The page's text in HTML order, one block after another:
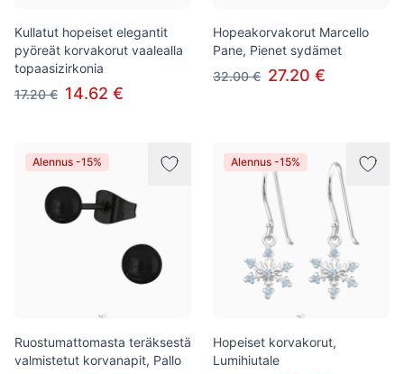
Kullatut hopeiset elegantit
pyöreät korvakorut vaalealla
topaasizirkonia
17.20 € 14.62 €
Hopeakorvakorut Marcello
Pane, Pienet sydämet
32.00 € 27.20 €
Alennus -15%
Ruostumattomasta teräksestä
valmistetut korvanapit, Pallo
Alennus -15%
Hopeiset korvakorut,
Lumihiutale